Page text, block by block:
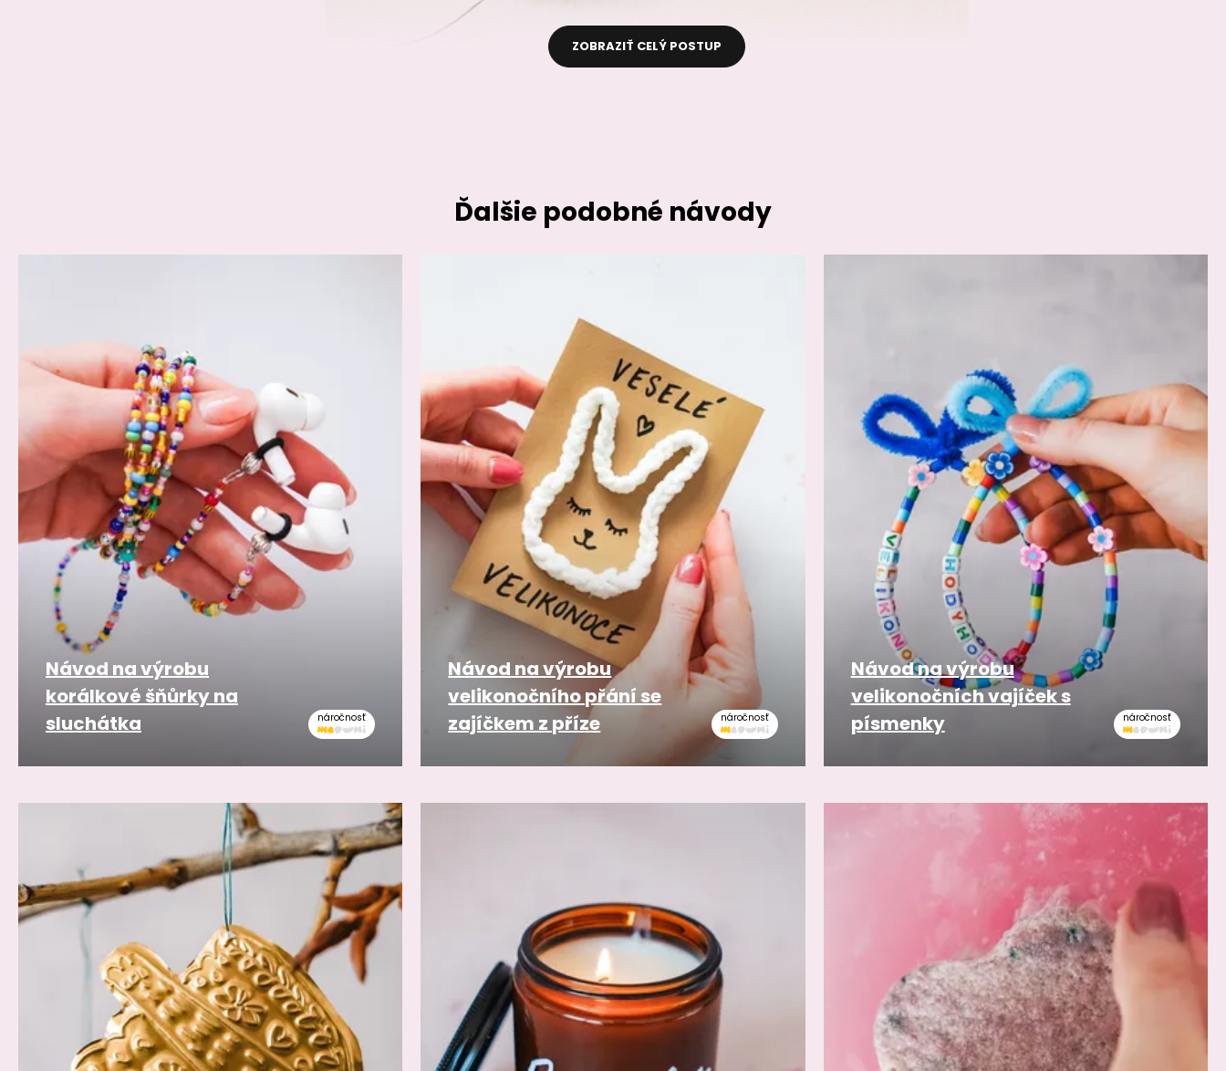
ZOBRAZIŤ CELÝ POSTUP
Ďalšie podobné návody
náročnosť
Návod na výrobu
korálkové šňůrky na
sluchátka
náročnosť
Návod na výrobu
velikonočního přání se
zajíčkem z příze
náročnosť
Návod na výrobu
velikonočních vajíček s
písmenky